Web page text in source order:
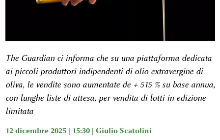
The Guardian ci informa che su una piattaforma dedicata
ai piccoli produttori indipendenti di olio extravergine di
oliva, le vendite sono aumentate de + 515 % su base annua,
con lunghe liste di attesa, per vendita di lotti in edizione
limitata
12 dicembre 2025 | 15:30 | Giulio Scatolini